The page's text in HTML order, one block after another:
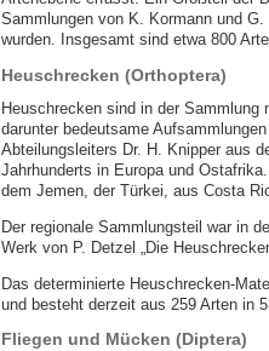
Sammlungen von K. Kormann und
wurden. Insgesamt sind etwa 800
Heuschrecken (Orthoptera)
Heuschrecken sind in der Sammlung
darunter bedeutsame
Abteilungsleiters Dr. H. Knipper aus
Jahrhunderts in Europa und
dem Jemen, der Türkei, aus Costa
Der regionale Sammlungsteil war in
Werk von P. Detzel „Die
Das determinierte Heuschrecken-
und besteht derzeit aus 259 Arten in
Fliegen und Mücken (Diptera)